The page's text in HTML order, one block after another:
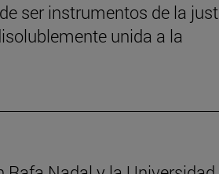
ser instrumentos de la
unida a la